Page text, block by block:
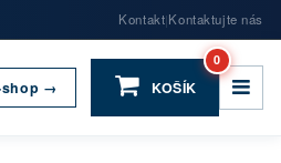
Kontakt|Kontaktujte nás
shop → KOŠÍK
0